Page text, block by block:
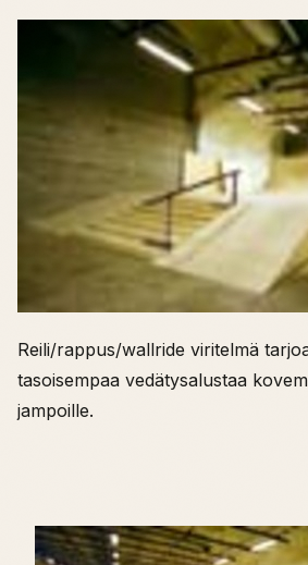
Reili/rappus/wallride viritelmä
tasoisempaa vedätysalustaa
jampoille.